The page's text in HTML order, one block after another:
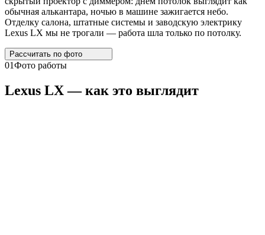
обычная алькантара, ночью в машине зажигается небо.
Отделку салона, штатные системы и заводскую электрику
Lexus LX мы не трогали — работа шла только по потолку.
Рассчитать по фото
01Фото работы
Lexus LX— как это выглядит